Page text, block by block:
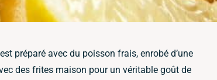
préparé avec du poisson frais, enrobé d’une
des frites maison pour un véritable goût de